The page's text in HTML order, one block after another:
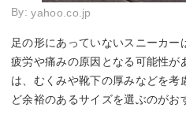
By:yahoo.co.jp
足の形にあっていないスニーカー
疲労や痛みの原因となる可能性が
は、むくみや靴下の厚みなどを
ど余裕のあるサイズを選ぶのがお